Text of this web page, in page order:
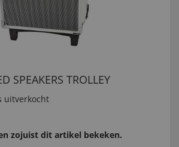
SPEAKERS TROLLEY
uitverkocht
zojuist dit artikel bekeken.